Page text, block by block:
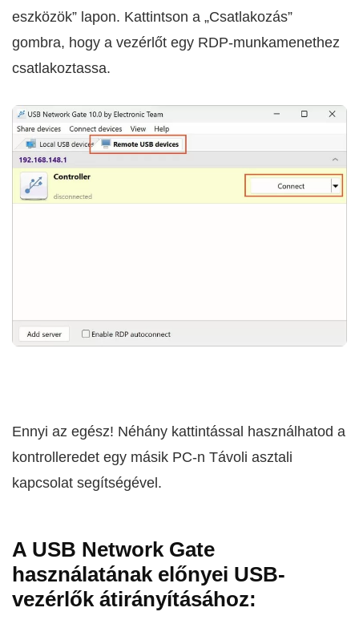
eszközök” lapon. Kattintson a „Csatlakozás”
gombra, hogy a vezérlőt egy RDP-munkamenethez
csatlakoztassa.
Ennyi az egész! Néhány kattintással használhatod a
kontrolleredet egy másik PC-n Távoli asztali
kapcsolat segítségével.
A USB Network Gate
használatának előnyei USB-
vezérlők átirányításához: